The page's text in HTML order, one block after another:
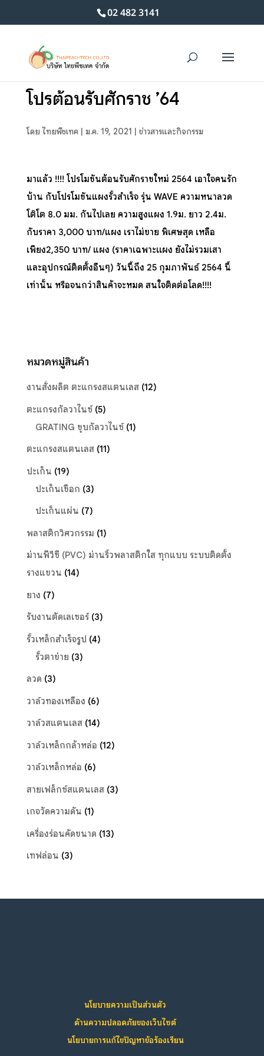
02 482 3141
โปรต้อนรับศักราช ’64
โดย ไทยพีชเทค | ม.ค. 19, 2021 | ข่าวสารและกิจกรรม
มาแล้ว !!!! โปรโมชั่นต้อนรับศักราชใหม่ 2564 เอาใจคนรัก
บ้าน กับโปรโมชั่นแผงรั้วสำเร็จ รุ่น WAVE ความหนาลวด
โต๊โต 8.0 มม. กันไปเลย ความสูงแผง 1.9ม. ยาว 2.4ม.
กับราคา 3,000 บาท/แผง เราไม่ขาย พิเศษสุด เหลือ
เพียง2,350 บาท/ แผง (ราคาเฉพาะเเผง ยังไม่รวมเสา
และอุปกรณ์ติดตั้งอื่นๆ) วันนี้ถึง 25 กุมภาพันธ์ 2564 นี้
เท่านั้น หรือจนกว่าสินค้าจะหมด สนใจติดต่อโลด!!!!
หมวดหมู่สินค้า
งานสั่งผลิต ตะแกรงสแตนเลส (12)
ตะแกรงกัลวาไนซ์ (5)
GRATING ชุบกัลวาไนซ์ (1)
ตะแกรงสแตนเลส (11)
ปะเก็น (19)
ปะเก็นเชือก (3)
ปะเก็นแผ่น (7)
พลาสติกวิศวกรรม (1)
ม่านพีวีซี (PVC) ม่านริ้วพลาสติกใส ทุกแบบ ระบบติดตั้ง
รางแขวน (14)
ยาง (7)
รับงานตัดเลเซอร์ (3)
รั้วเหล็กสำเร็จรูป (4)
รั้วตาข่าย (3)
ลวด (3)
วาล์วทองเหลือง (6)
วาล์วสแตนเลส (14)
วาล์วเหล็กกล้าหล่อ (12)
วาล์วเหล็กหล่อ (6)
สายเฟล็กซ์สแตนเลส (3)
เกจวัดความดัน (1)
เครื่องร่อนคัดขนาด (13)
เทฟล่อน (3)
นโยบายความเป็นส่วนตัว
ด้านความปลอดภัยของเว็บไซต์
นโยบายการแก้ไขปัญหาข้อร้องเรียน